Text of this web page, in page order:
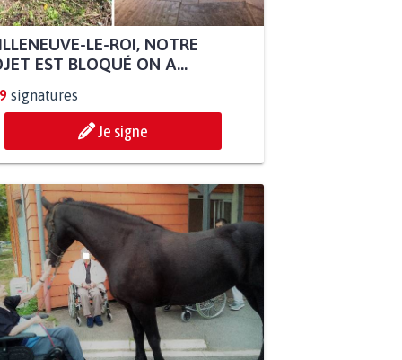
LE-ROI, NOTRE
EST BLOQUÉ ON A...
signatures
Je signe